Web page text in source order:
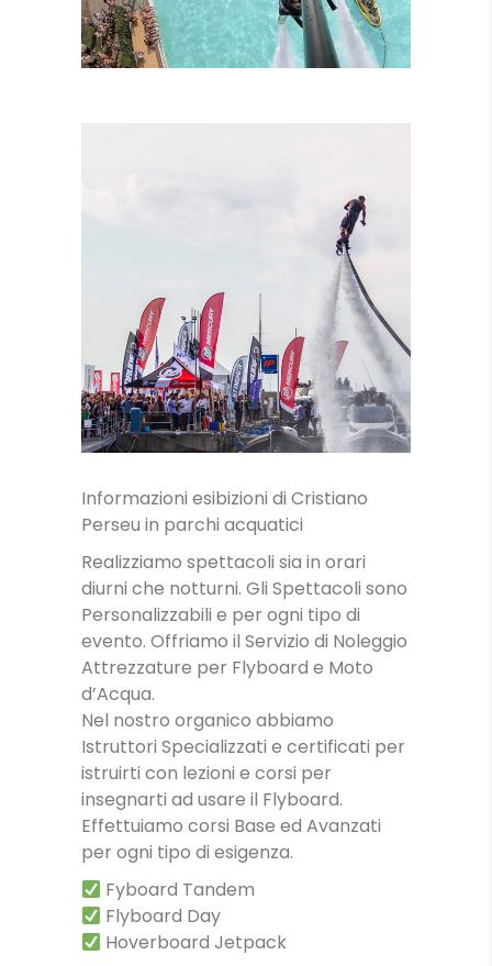
LEZIONI
Informazioni esibizioni di Cristiano
Perseu in parchi acquatici
Realizziamo spettacoli sia in orari
diurni che notturni. Gli Spettacoli sono
Personalizzabili e per ogni tipo di
evento. Offriamo il Servizio di Noleggio
Attrezzature per Flyboard e Moto
d’Acqua.
Nel nostro organico abbiamo
Istruttori Specializzati e certificati per
istruirti con lezioni e corsi per
insegnarti ad usare il Flyboard.
Effettuiamo corsi Base ed Avanzati
per ogni tipo di esigenza.
Fyboard Tandem
Flyboard Day
Hoverboard Jetpack